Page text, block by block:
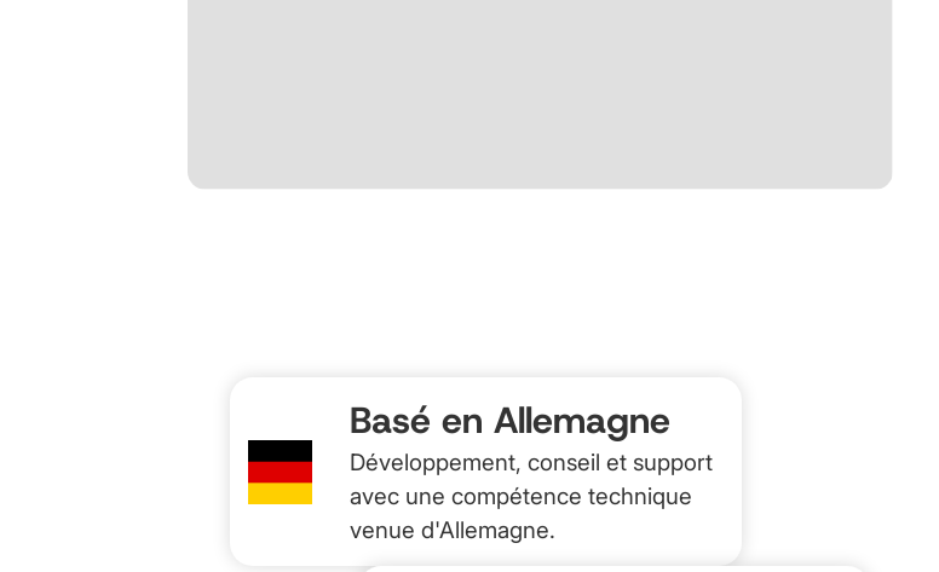
Basé en Allemagne
Développement, conseil et support
avec une compétence technique
venue d'Allemagne.